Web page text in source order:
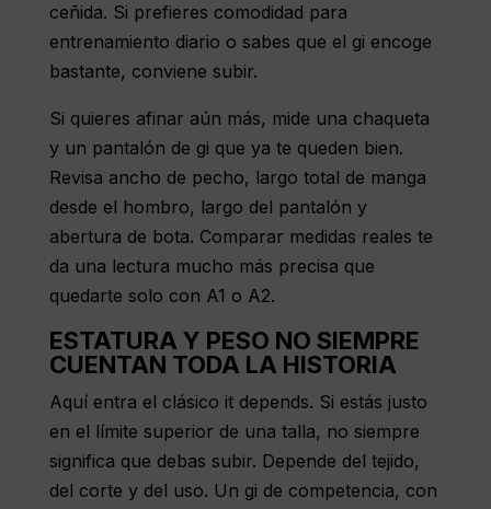
ceñida. Si prefieres comodidad para
entrenamiento diario o sabes que el gi encoge
bastante, conviene subir.
Si quieres afinar aún más, mide una chaqueta
y un pantalón de gi que ya te queden bien.
Revisa ancho de pecho, largo total de manga
desde el hombro, largo del pantalón y
abertura de bota. Comparar medidas reales te
da una lectura mucho más precisa que
quedarte solo con A1 o A2.
ESTATURA Y PESO NO SIEMPRE
CUENTAN TODA LA HISTORIA
Aquí entra el clásico it depends. Si estás justo
en el límite superior de una talla, no siempre
significa que debas subir. Depende del tejido,
del corte y del uso. Un gi de competencia, con